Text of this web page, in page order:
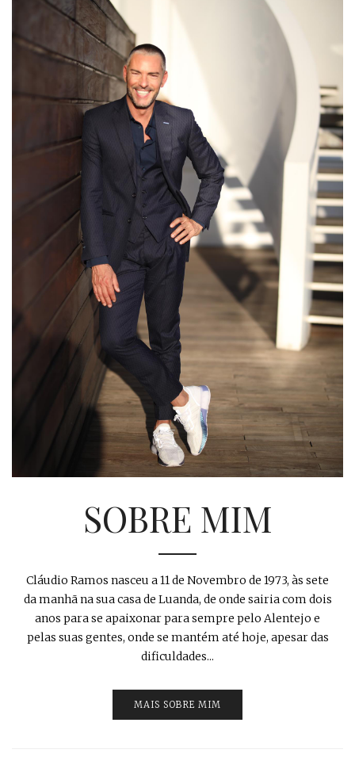
SOBRE MIM
Cláudio Ramos nasceu a 11 de Novembro de 1973, às sete
da manhã na sua casa de Luanda, de onde sairia com dois
anos para se apaixonar para sempre pelo Alentejo e
pelas suas gentes, onde se mantém até hoje, apesar das
dificuldades...
MAIS SOBRE MIM